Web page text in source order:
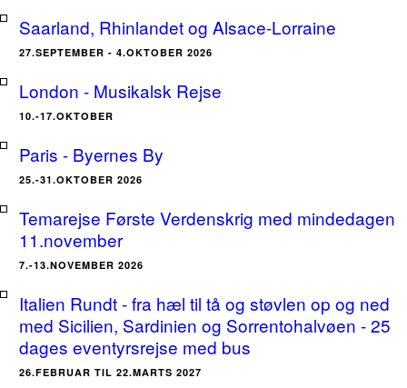
Saarland, Rhinlandet og Alsace-Lorraine
27.SEPTEMBER - 4.OKTOBER 2026
London - Musikalsk Rejse
10.-17.OKTOBER
Paris - Byernes By
25.-31.OKTOBER 2026
Temarejse Første Verdenskrig med mindedagen
11.november
7.-13.NOVEMBER 2026
Italien Rundt - fra hæl til tå og støvlen op og ned
med Sicilien, Sardinien og Sorrentohalvøen - 25
dages eventyrsrejse med bus
26.FEBRUAR TIL 22.MARTS 2027